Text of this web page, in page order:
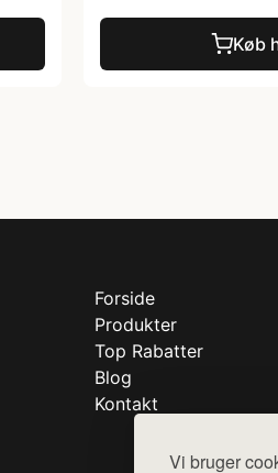
Vi bruger
Køb
Forside
Produkter
Top Rabatter
Blog
Kontakt